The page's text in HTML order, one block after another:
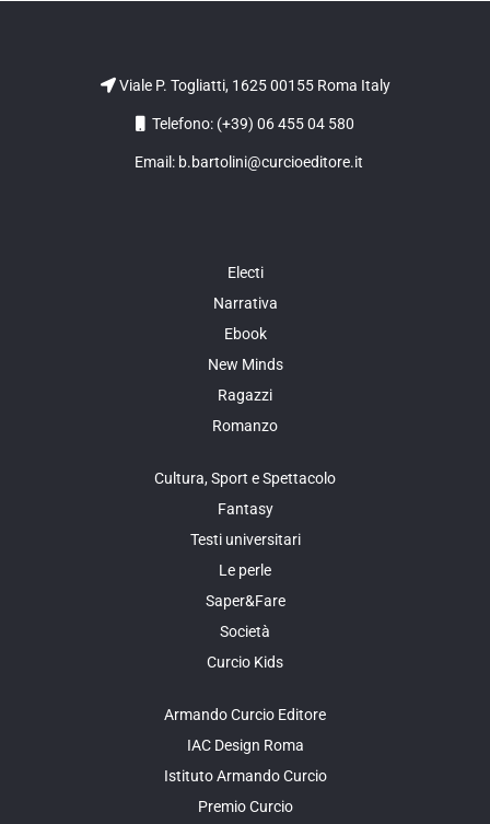
Viale P. Togliatti, 1625 00155 Roma Italy
Telefono: (+39) 06 455 04 580
Email: b.bartolini@curcioeditore.it
Electi
Narrativa
Ebook
New Minds
Ragazzi
Romanzo
Cultura, Sport e Spettacolo
Fantasy
Testi universitari
Le perle
Saper&Fare
Società
Curcio Kids
Armando Curcio Editore
IAC Design Roma
Istituto Armando Curcio
Premio Curcio